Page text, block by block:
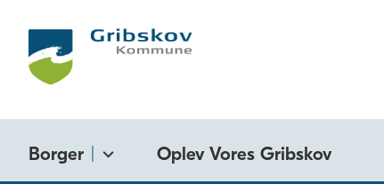
Borger Oplev Vores Gribskov